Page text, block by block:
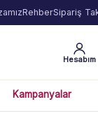
RehberSipariş
Hesabım
Kampanyalar